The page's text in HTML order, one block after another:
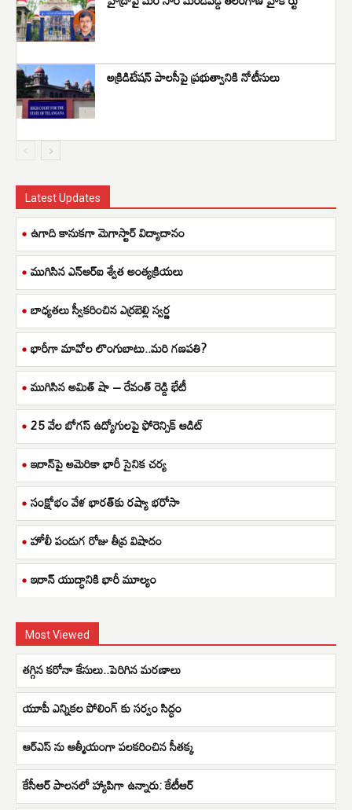
అక్రిడిటేషన్‌ పాలసీపై ప్రభుత్వానికి నోటీసులు
Latest Updates
ఉగాది కానుకగా మెగాస్టార్ విద్యాదానం
ముగిసిన ఎన్ఆర్ఐ శ్వేత అంత్యక్రియలు
బాధ్యతలు స్వీకరించిన ఎర్రబెల్లి స్వర్ణ
భారీగా మావోల లొంగుబాటు..మరి గణపతి?
ముగిసిన అమిత్ షా – రేవంత్ రెడ్డి భేటీ
25 వేల బోగస్ ఉద్యోగులపై ఫోరెన్సిక్ ఆడిట్
ఇరాన్‌పై అమెరికా భారీ సైనిక చర్య
సంక్షోభం వేళ భారత్‌కు రష్యా భరోసా
హోలీ పండుగ రోజు తీవ్ర విషాదం
ఇరాన్ యుద్ధానికి భారీ మూల్యం
Most Viewed
తగ్గిన కరోనా కేసులు..పెరిగిన మరణాలు
యూపీ ఎన్నికల పోలింగ్ కు సర్వం సిద్ధం
ఆర్ఎస్ ను ఆత్మీయంగా పలకరించిన సీతక్క
కేసీఆర్ పాలనలో హ్యాపిగా ఉన్నారు: కేటీఆర్